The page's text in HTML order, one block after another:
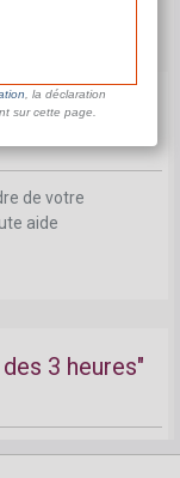
de travail:
3 heures"
"limite
de votre
aide
3 heures"
de votre
, la déclaration
sur cette page.